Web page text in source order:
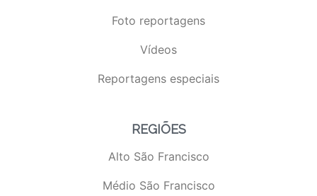
Foto reportagens
Vídeos
Reportagens especiais
REGIÕES
Alto São Francisco
Médio São Francisco